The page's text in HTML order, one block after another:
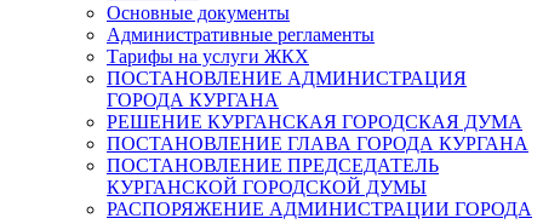
Основные документы
Административные регламенты
Тарифы на услуги ЖКХ
ПОСТАНОВЛЕНИЕ АДМИНИСТРАЦИЯ
ГОРОДА КУРГАНА
РЕШЕНИЕ КУРГАНСКАЯ ГОРОДСКАЯ ДУМА
ПОСТАНОВЛЕНИЕ ГЛАВА ГОРОДА КУРГАНА
ПОСТАНОВЛЕНИЕ ПРЕДСЕДАТЕЛЬ
КУРГАНСКОЙ ГОРОДСКОЙ ДУМЫ
РАСПОРЯЖЕНИЕ АДМИНИСТРАЦИИ ГОРОДА